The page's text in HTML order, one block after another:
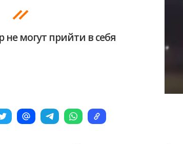
могут прийти в себя